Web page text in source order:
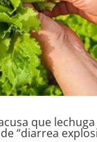
que
“diarrea